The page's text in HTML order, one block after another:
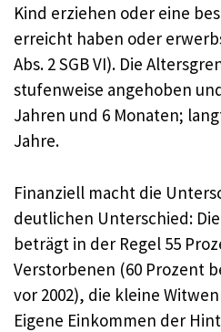
Kind erziehen oder eine
erreicht haben oder
Abs. 2 SGB VI). Die
stufenweise angehoben
Jahren und 6 Monaten;
Jahre.
Finanziell macht die
deutlichen Unterschied:
beträgt in der Regel 55
Verstorbenen (60 Prozent
vor 2002), die kleine
Eigene Einkommen der